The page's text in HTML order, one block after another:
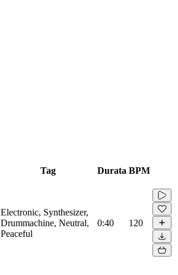
Tag Durata BPM
Electronic, Synthesizer,
Drummachine, Neutral,
Peaceful
0:40 120